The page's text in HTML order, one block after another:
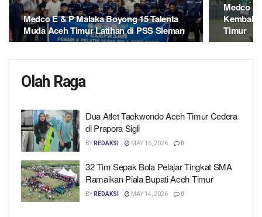
Medco E & P Malaka Boyong 15 Talenta
Muda Aceh Timur Latihan di PSS Sleman
Medco
Kembali
Timur
Olah Raga
Dua Atlet Taekwondo Aceh Timur Cedera
di Prapora Sigli
BY REDAKSI MAY 16, 2026 0
32 Tim Sepak Bola Pelajar Tingkat SMA
Ramaikan Piala Bupati Aceh Timur
BY REDAKSI MAY 14, 2026 0